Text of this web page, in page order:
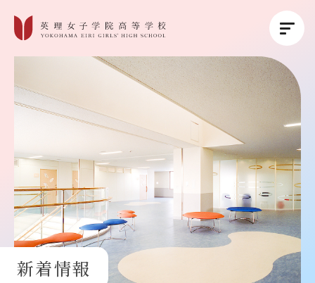
英理女子学院について
英理女子学院の教育
コース紹介
学校生活
進路・進学
新着情報